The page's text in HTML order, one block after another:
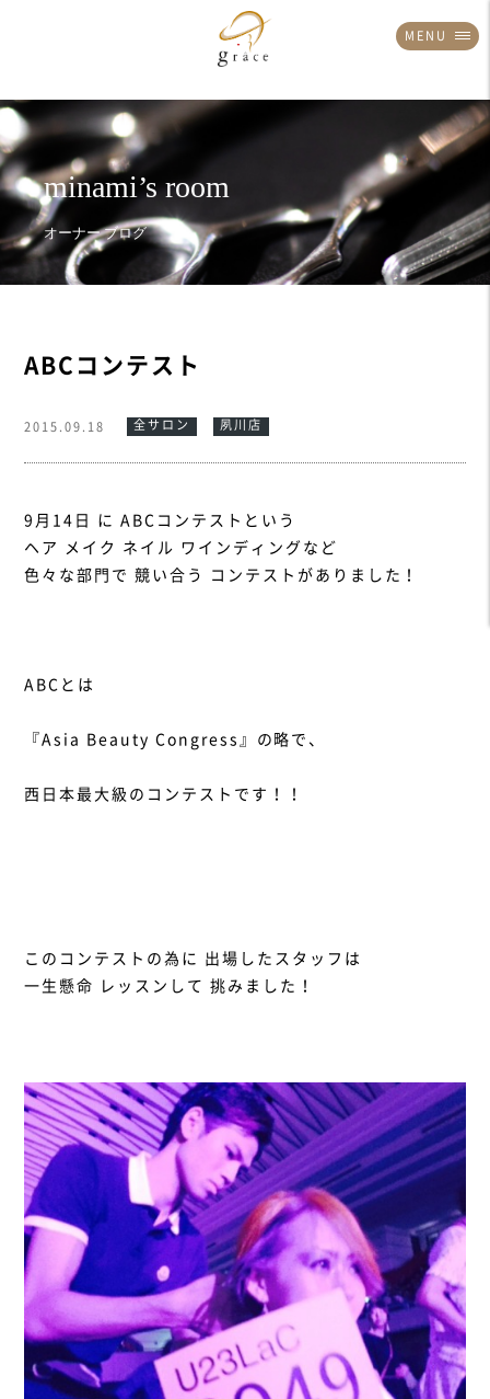
MENU
ABCコンテスト
2015.09.18 全サロン 夙川店
9月14日 に ABCコンテストという
ヘア メイク ネイル ワインディングなど
色々な部門で 競い合う コンテストがありました！
ABCとは
『Asia Beauty Congress』の略で、
西日本最大級のコンテストです！！
このコンテストの為に 出場したスタッフは
一生懸命 レッスンして 挑みました！